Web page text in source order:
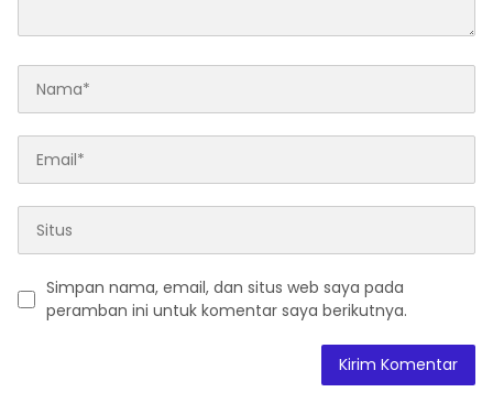
Simpan nama, email, dan situs web saya pada
peramban ini untuk komentar saya berikutnya.